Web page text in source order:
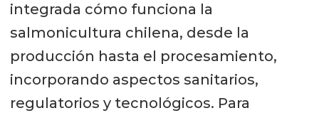
integrada cómo funciona la
salmonicultura chilena, desde la
producción hasta el procesamiento,
incorporando aspectos sanitarios,
regulatorios y tecnológicos. Para